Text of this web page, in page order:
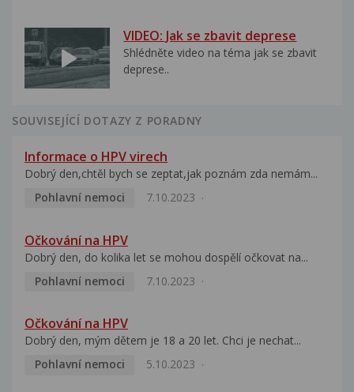
VIDEO: Jak se zbavit deprese
Shlédněte video na téma jak se zbavit
deprese..
SOUVISEJÍCÍ DOTAZY Z PORADNY
Informace o HPV virech
Dobrý den,chtěl bych se zeptat,jak poznám zda nemám...
Pohlavní nemoci
7.10.2023
Očkování na HPV
Dobrý den, do kolika let se mohou dospělí očkovat na...
Pohlavní nemoci
7.10.2023
Očkování na HPV
Dobrý den, mým dětem je 18 a 20 let. Chci je nechat...
Pohlavní nemoci
5.10.2023